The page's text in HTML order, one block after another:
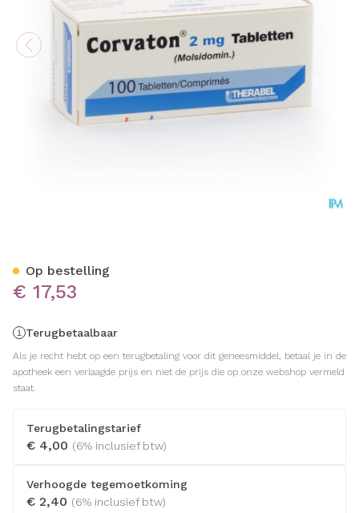
€ 17,53
Terugbetaalbaar
Als je recht hebt op een terugbetaling voor dit geneesmiddel, betaal je in de
apotheek een verlaagde prijs en niet de prijs die op onze webshop vermeld
staat.
Terugbetalingstarief
€ 4,00 (6% inclusief btw)
Verhoogde tegemoetkoming
€ 2,40 (6% inclusief btw)
Op bestelling